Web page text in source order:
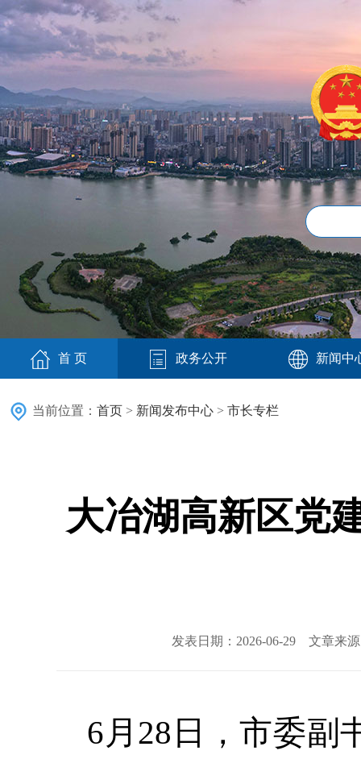
首 页 政务公开 新闻中
当前位置： 首页 > 新闻发布中心 > 市长专栏
大冶湖高新区党
发表日期：2026-06-29 文章来
6月28日，市委副